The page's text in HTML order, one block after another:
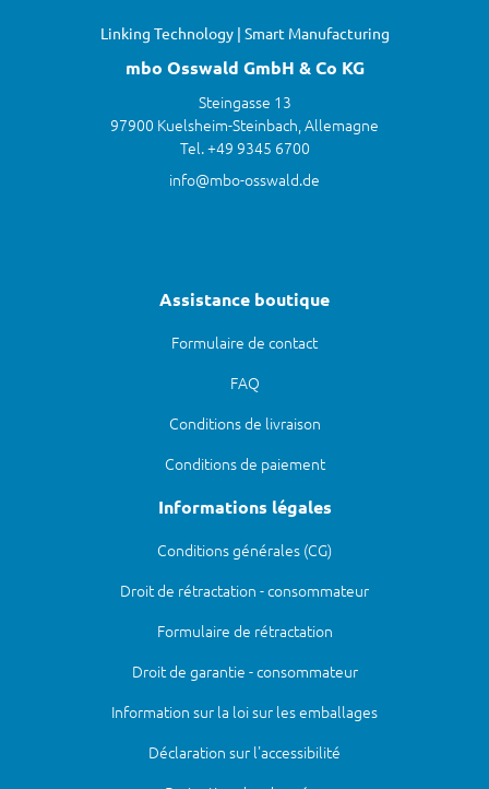
Linking Technology | Smart Manufacturing
mbo Osswald GmbH & Co KG
Steingasse 13
97900 Kuelsheim-Steinbach, Allemagne
Tel. +49 9345 6700
info@mbo-osswald.de
Assistance boutique
Formulaire de contact
FAQ
Conditions de livraison
Conditions de paiement
Informations légales
Conditions générales (CG)
Droit de rétractation - consommateur
Formulaire de rétractation
Droit de garantie - consommateur
Information sur la loi sur les emballages
Déclaration sur l'accessibilité